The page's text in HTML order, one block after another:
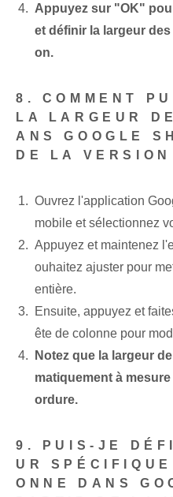
Appuyez sur "OK"
et définir la largeur
on.
8. COMMENT
LA LARGEUR
ANS GOOGLE
DE LA
Ouvrez l'application
mobile et sélectionnez
Appuyez et maintenez
ouhaitez ajuster pour
entière.
Ensuite, appuyez et
ête de colonne pour
Notez que la largeur
matiquement à
ordure.
9. PUIS-JE
UR
ONNE DANS